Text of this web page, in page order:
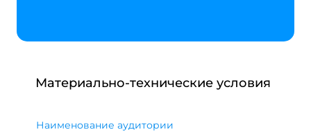
Материально-технические условия
Наименование аудитории